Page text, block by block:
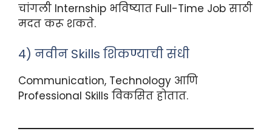
चांगली Internship भविष्यात Full-Time Job साठी
मदत करू शकते.
4) नवीन Skills शिकण्याची संधी
Communication, Technology आणि
Professional Skills विकसित होतात.